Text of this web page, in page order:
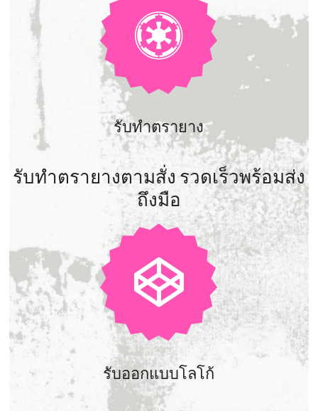
รับทำตรายาง
รับทำตรายางตามสั่ง รวดเร็วพร้อมส่ง
ถึงมือ
รับออกแบบโลโก้